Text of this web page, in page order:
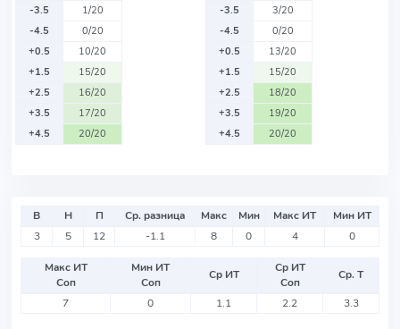
-3.5
1/20
-4.5
0/20
+0.5
10/20
+1.5
15/20
+2.5
16/20
+3.5
17/20
+4.5
20/20
-3.5
3/20
-4.5
0/20
+0.5
13/20
+1.5
15/20
+2.5
18/20
+3.5
19/20
+4.5
20/20
В Н П Ср. разница Макс Мин Макс ИТ
Мин ИТ
3
5 12 -1.1 8 0 4 0
Макс ИТ
Соп
Мин ИТ
Соп
Ср ИТ
Ср ИТ
Соп
Ср. Т
7
0 1.1 2.2 3.3